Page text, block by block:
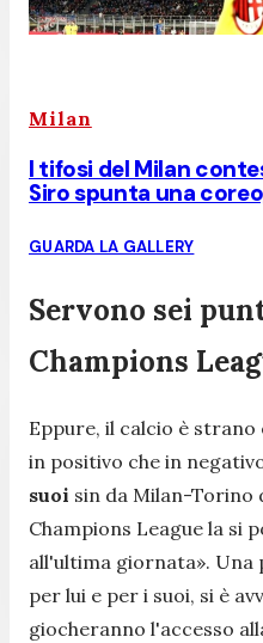
Milan
I tifosi del Milan
Siro spunta una
GUARDA LA GALLERY
Servono sei
Champions
Eppure, il calcio è
in positivo che in
suoi sin da Milan-Torino
Champions League la si
all'ultima giornata». Una
per lui e per i suoi, si è
giocheranno l'accesso